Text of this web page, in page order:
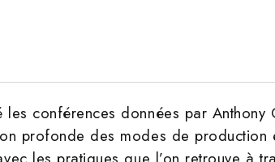
conférences données par
profonde des modes de